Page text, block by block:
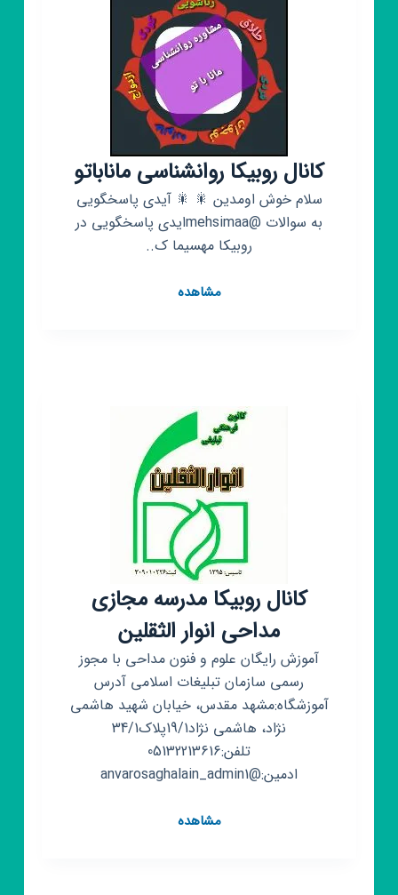
کانال روبیکا روانشناسی ماناباتو
سلام خوش اومدین 🎇 🎇 آیدی پاسخگویی
به سوالات @mehsimaaایدی پاسخگویی در
روبیکا مهسیما ک..
مشاهدهکانال
کانال روبیکا مدرسه مجازی
مداحی انوار الثقلین
آموزش رایگان علوم و فنون مداحی با مجوز
رسمی سازمان تبلیغات اسلامی آدرس
آموزشگاه:مشهد مقدس، خیابان شهید هاشمی
نژاد، هاشمی نژاد19/1پلاک34/1
تلفن:05132213616
ادمین:@anvarosaghalain_admin1
مشاهدهکانال